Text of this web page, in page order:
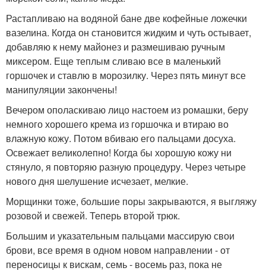
Растапливаю на водяной бане две кофейные ложечки
вазелина. Когда он становится жидким и чуть остывает,
добавляю к нему майонез и размешиваю ручным
миксером. Еще теплым сливаю все в маленький
горшочек и ставлю в морозилку. Через пять минут все
манипуляции закончены!
Вечером ополаскиваю лицо настоем из ромашки, беру
немного хорошего крема из горшочка и втираю во
влажную кожу. Потом вбиваю его пальцами досуха.
Освежает великолепно! Когда бы хорошую кожу ни
стянуло, я повторяю разную процедуру. Через четыре
нового дня шелушение исчезает, мелкие.
Морщинки тоже, большие поры закрываются, я выгляжу
розовой и свежей. Теперь второй трюк.
Большим и указательным пальцами массирую свои
брови, все время в одном новом направлении - от
переносицы к вискам, семь - восемь раз, пока не